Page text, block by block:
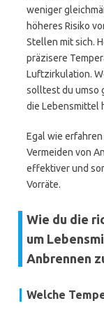
weniger
höheres Risiko
Stellen mit sich.
präzisere
Luftzirkulation.
solltest du umso
die Lebensmittel
Egal wie
Vermeiden von
effektiver und
Vorräte.
Wie du die
um
Anbrennen
Welche